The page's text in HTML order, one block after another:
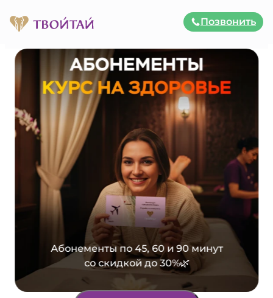
Позвонить
Тайский и балийский
Абонементы по 45, 60 и 90 минут
со скидкой до 30%🌿